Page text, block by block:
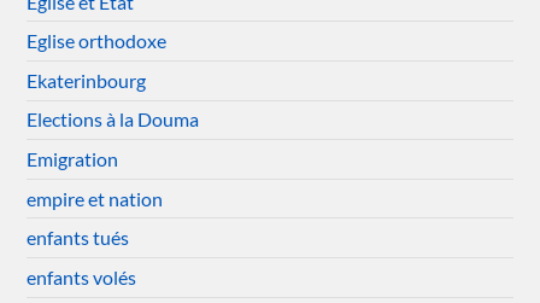
Eglise orthodoxe
Ekaterinbourg
Elections à la Douma
Emigration
empire et nation
enfants tués
enfants volés